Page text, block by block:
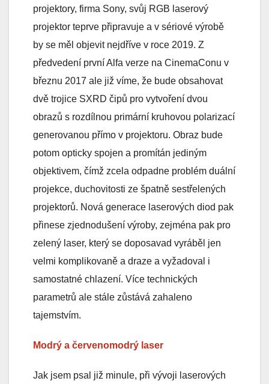
projektory, firma Sony, svůj RGB laserový
projektor teprve připravuje a v sériové výrobě
by se měl objevit nejdříve v roce 2019. Z
předvedení první Alfa verze na CinemaConu v
březnu 2017 ale již víme, že bude obsahovat
dvě trojice SXRD čipů pro vytvoření dvou
obrazů s rozdílnou primární kruhovou polarizací
generovanou přímo v projektoru. Obraz bude
potom opticky spojen a promítán jediným
objektivem, čímž zcela odpadne problém duální
projekce, duchovitosti ze špatně sestřelených
projektorů. Nová generace laserových diod pak
přinese zjednodušení výroby, zejména pak pro
zelený laser, který se doposavad vyráběl jen
velmi komplikovaně a draze a vyžadoval i
samostatné chlazení. Více technických
parametrů ale stále zůstává zahaleno
tajemstvím.
Modrý a červenomodrý laser
Jak jsem psal již minule, při vývoji laserových